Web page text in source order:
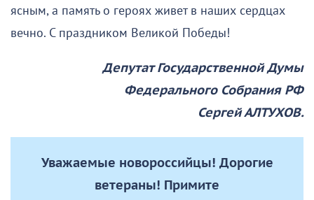
ясным, а память о героях живет в наших сердцах
вечно. С праздником Великой Победы!
Депутат Государственной Думы
Федерального Собрания РФ
Сергей АЛТУХОВ.
Уважаемые новороссийцы! Дорогие
ветераны! Примите